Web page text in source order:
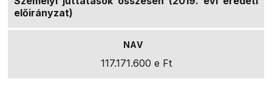
előirányzat)
117.171.600 e Ft